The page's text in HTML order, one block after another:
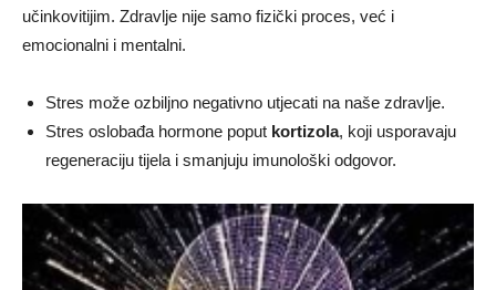
učinkovitijim. Zdravlje nije samo fizički proces, već i
emocionalni i mentalni.
Stres može ozbiljno negativno utjecati na naše zdravlje.
Stres oslobađa hormone poput kortizola, koji usporavaju
regeneraciju tijela i smanjuju imunološki odgovor.